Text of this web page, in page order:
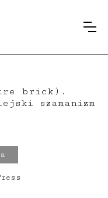
brick).
szamanizm